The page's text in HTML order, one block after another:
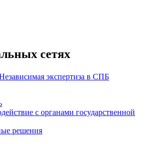
сетях
экспертиза в СПБ
с органами государственной
решения